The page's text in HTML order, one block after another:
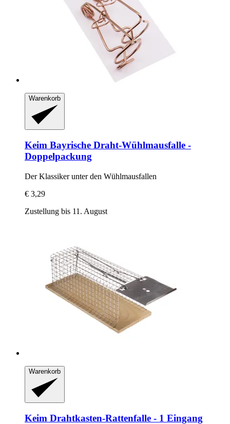
Warenkorb
Keim Bayrische Draht-​Wühlmausfalle -​
Doppelpackung
Der Klassiker unter den Wühlmausfallen
€ 3,29
Zustellung bis 11. August
Warenkorb
Keim Drahtkasten-​Rattenfalle -​ 1 Eingang